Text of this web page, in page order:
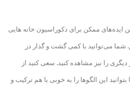
ایده‌های ممکن برای دکوراسیون خانه هایی
شما می‌توانید با کمی گشت و گذار در
را نیز مشاهده کنید. سعی کنید از
این الگوها را به خوبی با هم ترکیب و